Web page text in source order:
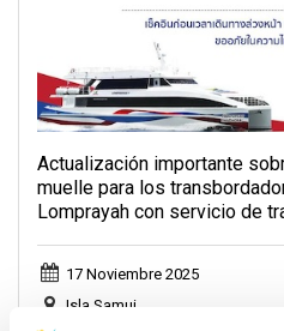
Actualización importante
muelle para los
Lomprayah con servicio de
17 Noviembre 2025
Isla Samui